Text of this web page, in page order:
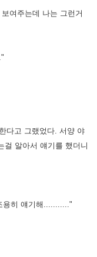
여주는데 나는 그런거
다고 그랬었다. 서양 야
걸 알아서 얘기를 했더니
용히 얘기해..........."